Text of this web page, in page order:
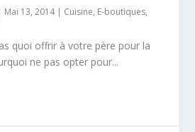
Mai 13, 2014| Cuisine, E-boutiques,
quoi offrir à votre père pour la
ne pas opter pour...